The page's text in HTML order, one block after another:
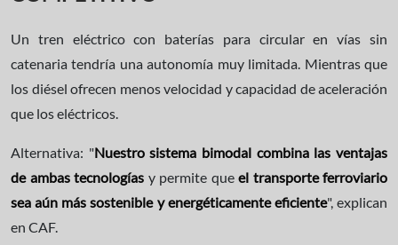
Un tren eléctrico con baterías para circular en vías sin
catenaria tendría una autonomía muy limitada. Mientras que
los diésel ofrecen menos velocidad y capacidad de aceleración
que los eléctricos.
Alternativa: "Nuestro sistema bimodal combina las ventajas
de ambas tecnologías y permite que el transporte ferroviario
sea aún más sostenible y energéticamente eficiente", explican
en CAF.